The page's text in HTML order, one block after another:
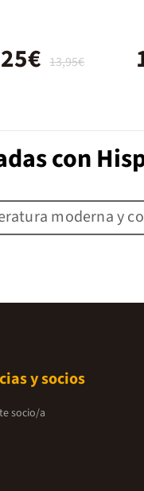
13,95€
con
moderna y
y socios
socio/a